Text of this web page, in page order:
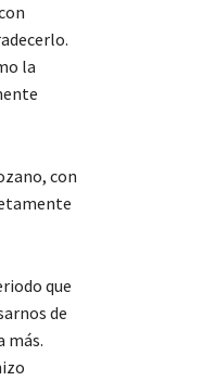
la
con
que
de
más.